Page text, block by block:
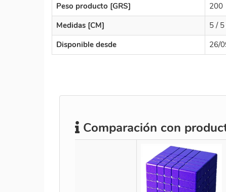
Peso producto [GRS]
200
Medidas [CM]
5 /
Disponible desde
26/
Comparación con